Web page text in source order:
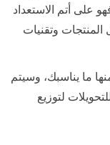
على أتم الاستعداد
المنتجات وتقنيات
ما يناسبك، وسيتم
لتوزيع